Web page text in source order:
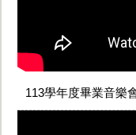
113學年度畢業音樂